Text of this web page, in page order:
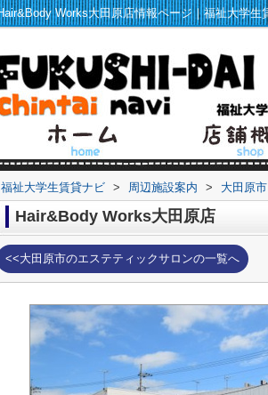
福祉大学生賃貸ナビ > 周辺施設案内 > 大田原市
Hair&Body Works大田原店
<<大田原市のエステティックサロンの一覧へ